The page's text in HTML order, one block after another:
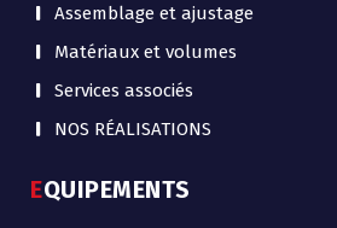
Assemblage et ajustage
Matériaux et volumes
Services associés
NOS RÉALISATIONS
EQUIPEMENTS